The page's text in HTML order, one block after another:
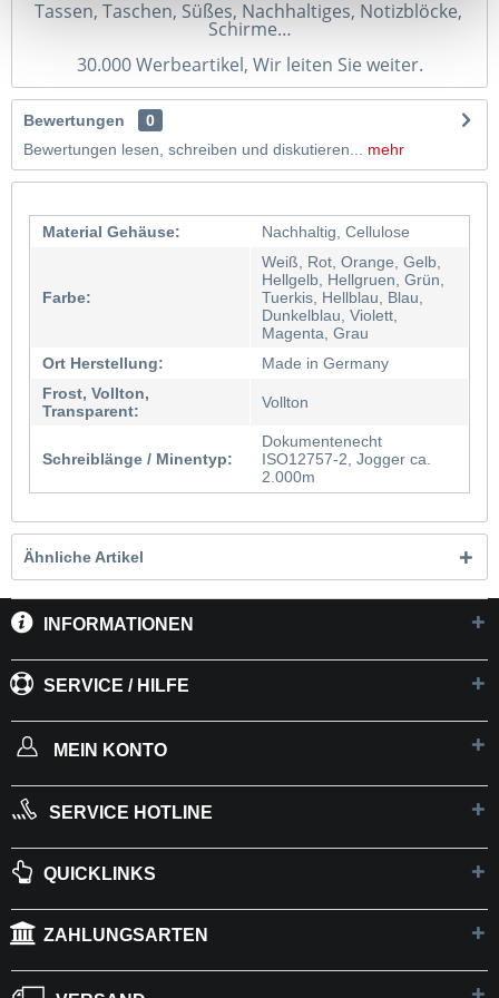
Tassen, Taschen, Süßes, Nachhaltiges, Notizblöcke,
Schirme…
30.000 Werbeartikel, Wir leiten Sie weiter.
Bewertungen
0
Bewertungen lesen, schreiben und diskutieren...
mehr
Material Gehäuse: Nachhaltig, Cellulose
Farbe:
Weiß, Rot, Orange, Gelb,
Hellgelb, Hellgruen, Grün,
Tuerkis, Hellblau, Blau,
Dunkelblau, Violett,
Magenta, Grau
Ort Herstellung:
Made in Germany
Frost, Vollton,
Transparent:
Vollton
Schreiblänge / Minentyp:
Dokumentenecht
ISO12757-2, Jogger ca.
2.000m
Ähnliche Artikel
INFORMATIONEN
SERVICE / HILFE
MEIN KONTO
SERVICE HOTLINE
QUICKLINKS
ZAHLUNGSARTEN